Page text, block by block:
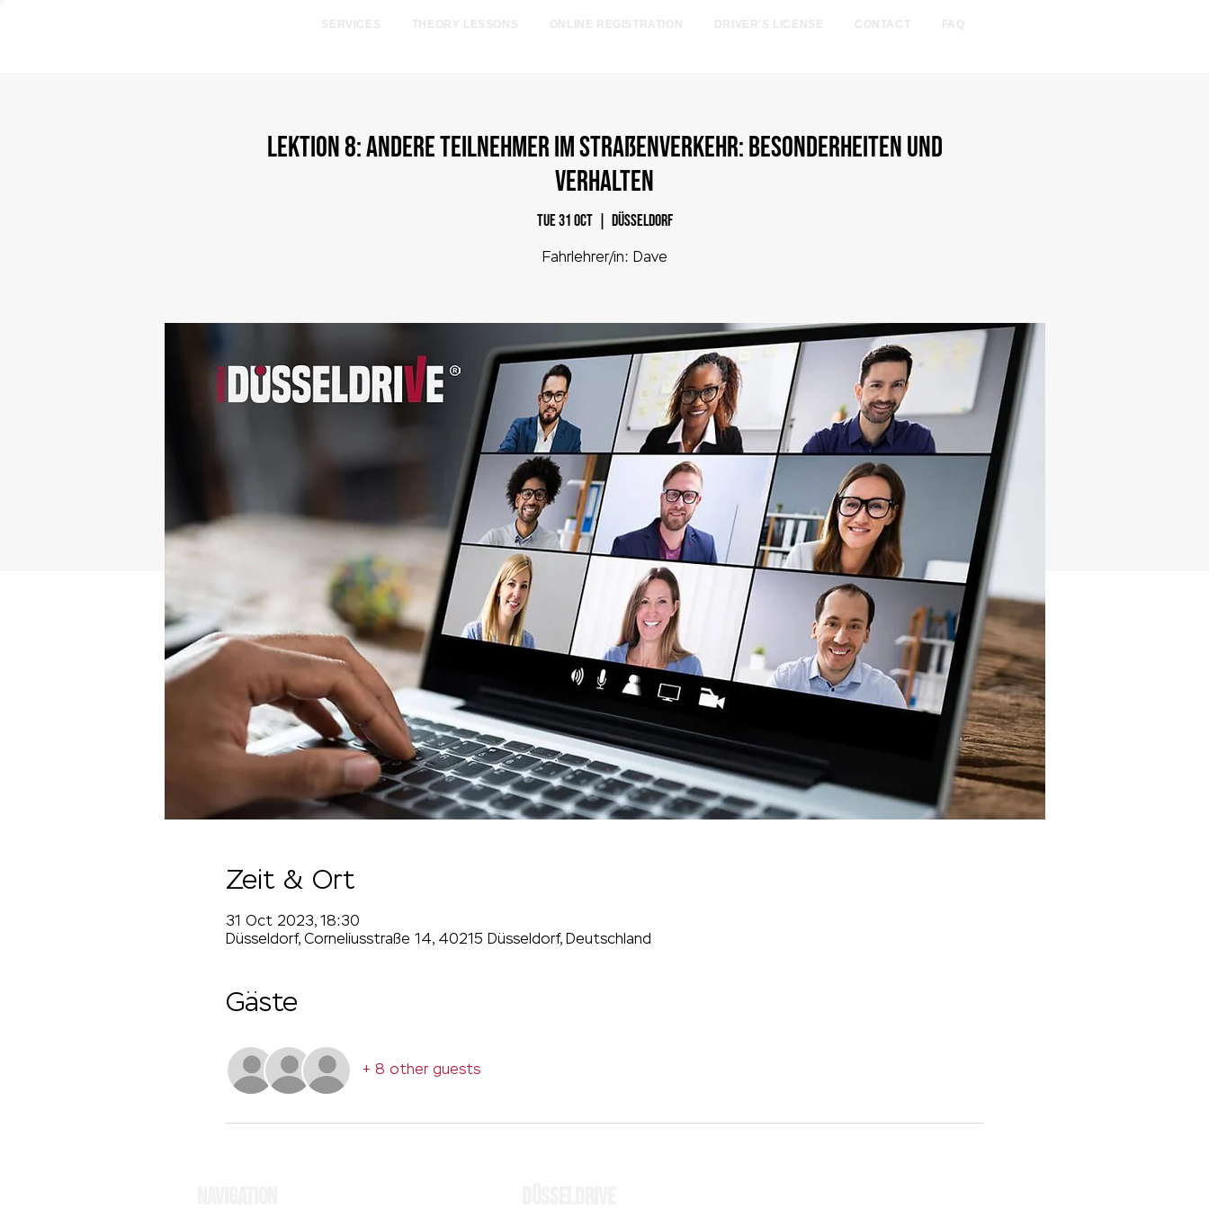
SERVICES THEORY LESSONS ONLINE REGISTRATION DRIVER'S LICENSE CONTACT FAQ
LEKTION 8: Andere Teilnehmer im Straßenverkehr: Besonderheiten und
Verhalten
Tue 31 Oct
  |
Düsseldorf
Fahrlehrer/in: Dave
Zeit & Ort
31 Oct 2023, 18:30
Düsseldorf, Corneliusstraße 14, 40215 Düsseldorf, Deutschland
Gäste
+ 8 other guests